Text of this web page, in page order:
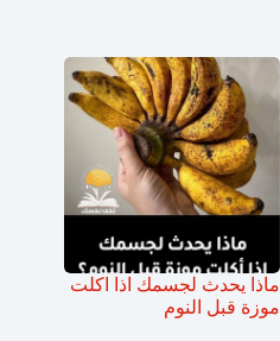
ماذا يحدث لجسمك اذا اكلت
موزة قبل النوم